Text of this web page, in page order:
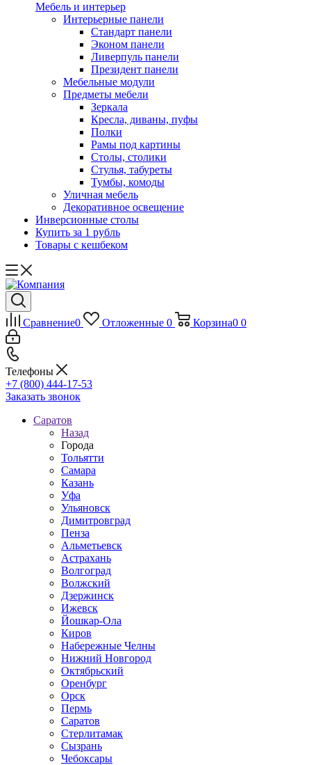
Мебель и интерьер
Интерьерные панели
Стандарт панели
Эконом панели
Ливерпуль панели
Президент панели
Мебельные модули
Предметы мебели
Зеркала
Кресла, диваны, пуфы
Полки
Рамы под картины
Столы, столики
Стулья, табуреты
Тумбы, комоды
Уличная мебель
Декоративное освещение
Инверсионные столы
Купить за 1 рубль
Товары с кешбеком
Сравнение0 Отложенные 0 Корзина0 0
Телефоны
+7 (800) 444-17-53
Заказать звонок
Саратов
Назад
Города
Тольятти
Самара
Казань
Уфа
Ульяновск
Димитровград
Пенза
Альметьевск
Астрахань
Волгоград
Волжский
Дзержинск
Ижевск
Йошкар-Ола
Киров
Набережные Челны
Нижний Новгород
Октябрьский
Оренбург
Орск
Пермь
Саратов
Стерлитамак
Сызрань
Чебоксары